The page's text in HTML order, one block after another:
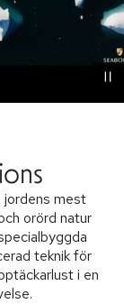
jordens mest
orörd natur
teknik för
i en